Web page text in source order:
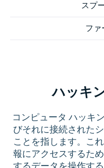
スプ
ファ
ハッキ
コンピュータ ハッキ
びそれに接続された
ことを指します。こ
報にアクセスするた